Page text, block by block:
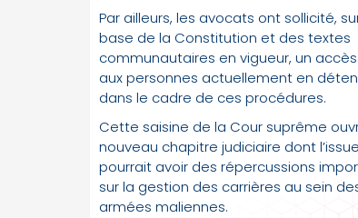
Par ailleurs, les avocats ont sollicité,
base de la Constitution et des textes
communautaires en vigueur, un
aux personnes actuellement en
dans le cadre de ces procédures.
Cette saisine de la Cour suprême
nouveau chapitre judiciaire dont l’issue
pourrait avoir des répercussions
sur la gestion des carrières au sein
armées maliennes.